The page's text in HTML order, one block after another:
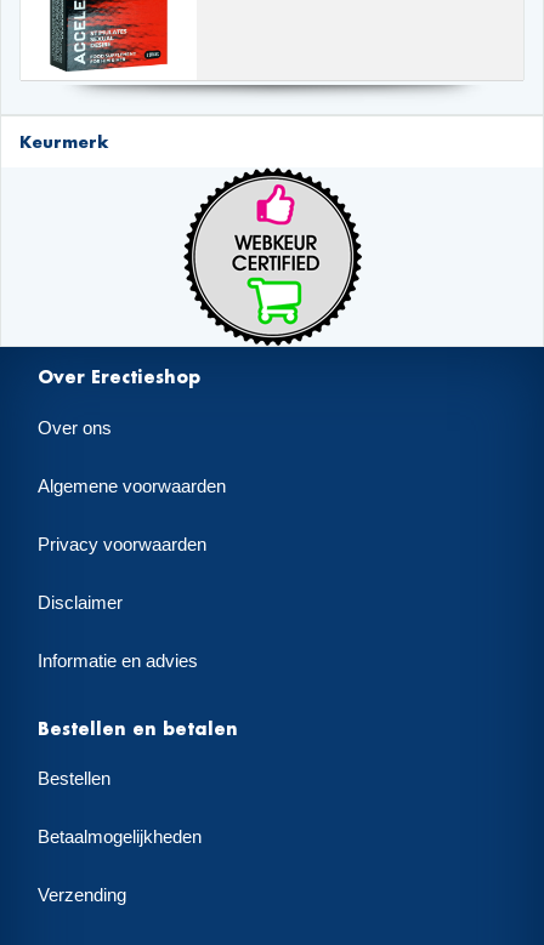
Keurmerk
Over Erectieshop
Over ons
Algemene voorwaarden
Privacy voorwaarden
Disclaimer
Informatie en advies
Bestellen en betalen
Bestellen
Betaalmogelijkheden
Verzending